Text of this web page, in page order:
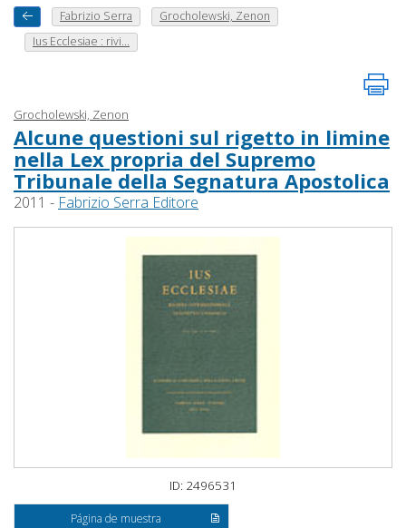
Fabrizio Serra
Grocholewski, Zenon
Ius Ecclesiae : rivi...
Grocholewski, Zenon
Alcune questioni sul rigetto in limine
nella Lex propria del Supremo
Tribunale della Segnatura Apostolica
2011 - Fabrizio Serra Editore
ID: 2496531
Página de muestra